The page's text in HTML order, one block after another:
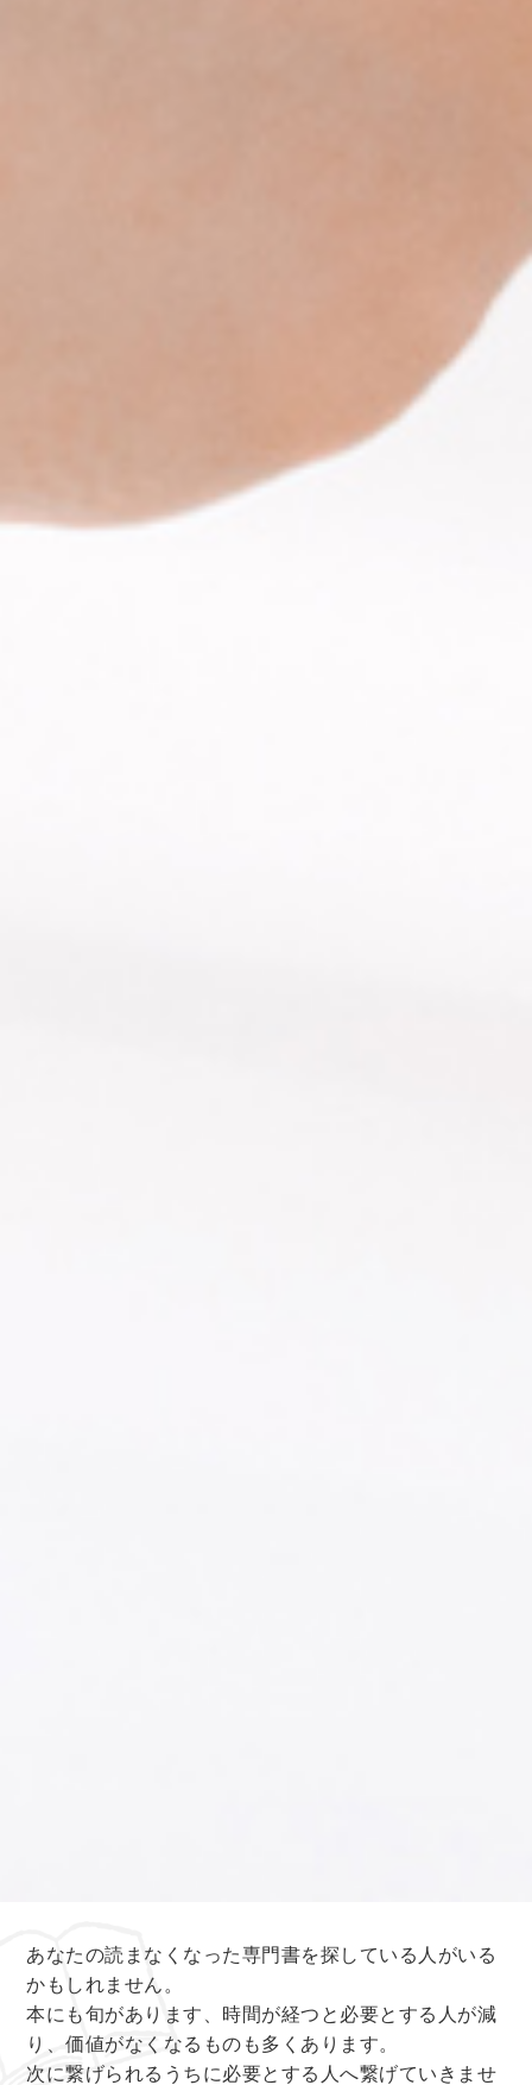
あなたの読まなくなった専門書を探している人がいる
かもしれません。
本にも旬があります、時間が経つと必要とする人が減
り、価値がなくなるものも多くあります。
次に繋げられるうちに必要とする人へ繋げていきませ